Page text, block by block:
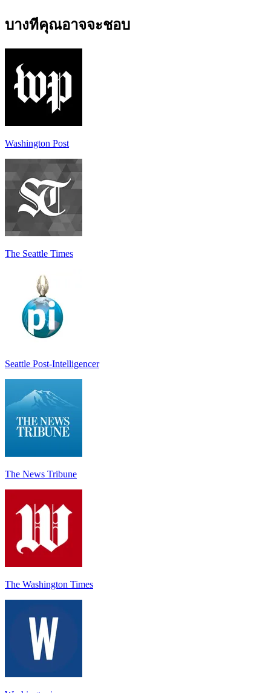
บางทีคุณอาจจะชอบ
Washington Post
The Seattle Times
Seattle Post-Intelligencer
The News Tribune
The Washington Times